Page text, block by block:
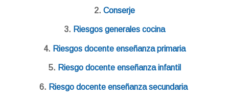
2. Conserje
3. Riesgos generales cocina
4. Riesgos docente enseñanza primaria
5. Riesgo docente enseñanza infantil
6. Riesgo docente enseñanza secundaria